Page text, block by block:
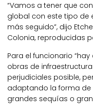
“Vamos a tener que
global con este tipo de
más seguido”, dijo
Colonia, reproducidas
Para el funcionario
obras de
perjudiciales posible,
adaptando la forma
grandes sequías o